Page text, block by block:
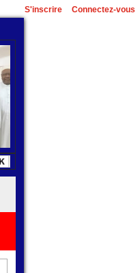
Connectez-vous
S'inscrire